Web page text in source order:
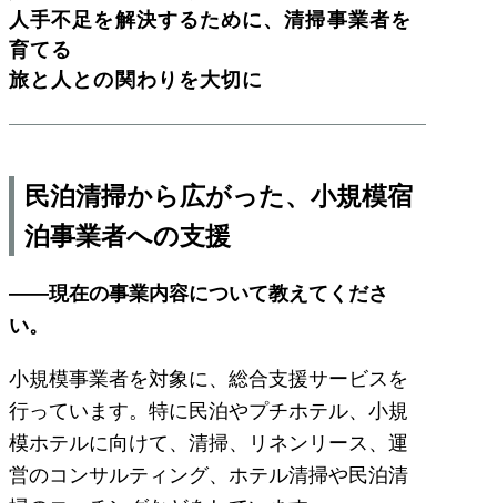
人手不足を解決するために、清掃事業者を
育てる
旅と人との関わりを大切に
民泊清掃から広がった、小規模宿
泊事業者への支援
――現在の事業内容について教えてくださ
い。
小規模事業者を対象に、総合支援サービスを
行っています。特に民泊やプチホテル、小規
模ホテルに向けて、清掃、リネンリース、運
営のコンサルティング、ホテル清掃や民泊清